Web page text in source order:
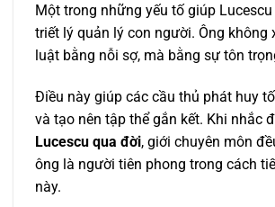
Một trong những yếu tố giúp
triết lý quản lý con người. Ông không
luật bằng nỗi sợ, mà bằng sự tôn
Điều này giúp các cầu thủ phát huy
và tạo nên tập thể gắn kết. Khi nhắc
Lucescu qua đời, giới chuyên môn
ông là người tiên phong trong cách
này.